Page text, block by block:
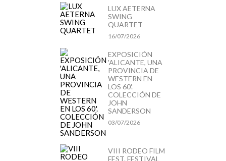
LUX AETERNA
SWING
QUARTET
16/07/2026
EXPOSICIÓN
'ALICANTE, UNA
PROVINCIA DE
WESTERN EN
LOS 60'.
COLECCIÓN DE
JOHN
SANDERSON
03/07/2026
VIII RODEO FILM
FEST. FESTIVAL